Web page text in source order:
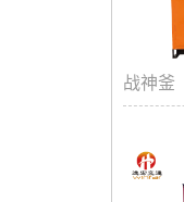
战神釜